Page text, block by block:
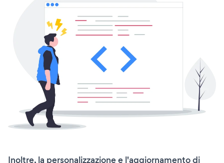
Inoltre, la personalizzazione e l'aggiornamento di